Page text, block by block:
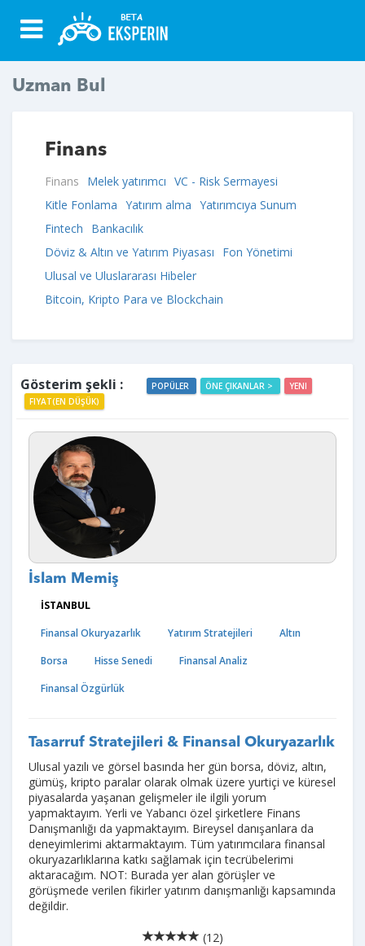
Uzman Bul
Finans
Finans Melek yatırımcı VC - Risk Sermayesi
Kitle Fonlama Yatırım alma Yatırımcıya Sunum
Fintech
Bankacılık
Döviz & Altın ve Yatırım Piyasası
Fon Yönetimi
Ulusal ve Uluslararası Hibeler
Bitcoin, Kripto Para ve Blockchain
Gösterim şekli : POPÜLER ÖNE ÇIKANLAR >
YENI
FIYAT(EN DÜŞÜK)
İslam Memiş
İSTANBUL
Finansal Okuryazarlık
Yatırım Stratejileri
Altın
Borsa
Hisse Senedi
Finansal Analiz
Finansal Özgürlük
Tasarruf Stratejileri & Finansal Okuryazarlık
Ulusal yazılı ve görsel basında her gün borsa, döviz, altın,
gümüş, kripto paralar olarak olmak üzere yurtiçi ve küresel
piyasalarda yaşanan gelişmeler ile ilgili yorum
yapmaktayım. Yerli ve Yabancı özel şirketlere Finans
Danışmanlığı da yapmaktayım. Bireysel danışanlara da
deneyimlerimi aktarmaktayım. Tüm yatırımcılara finansal
okuryazarlıklarına katkı sağlamak için tecrübelerimi
aktaracağım. NOT: Burada yer alan görüşler ve
görüşmede verilen fikirler yatırım danışmanlığı kapsamında
değildir.
(12)